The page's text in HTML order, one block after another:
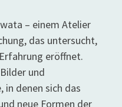
– einem Atelier
das untersucht,
eröffnet.
und
denen sich das
neue Formen der